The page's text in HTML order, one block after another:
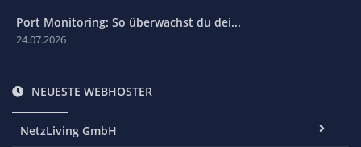
Port Monitoring: So überwachst du dei...
24.07.2026
NEUESTE WEBHOSTER
NetzLiving GmbH